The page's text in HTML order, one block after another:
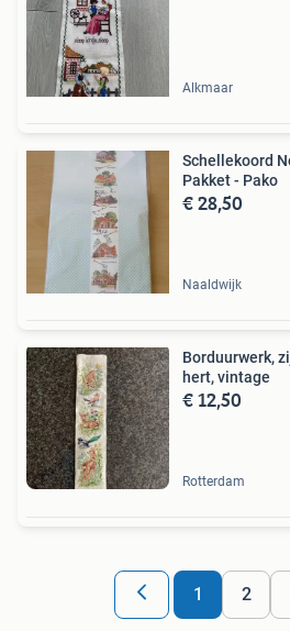
Alkmaar
Schellekoord
Pakket - Pako
€ 28,50
Naaldwijk
Borduurwerk,
hert, vintage
€ 12,50
Rotterdam
1 2